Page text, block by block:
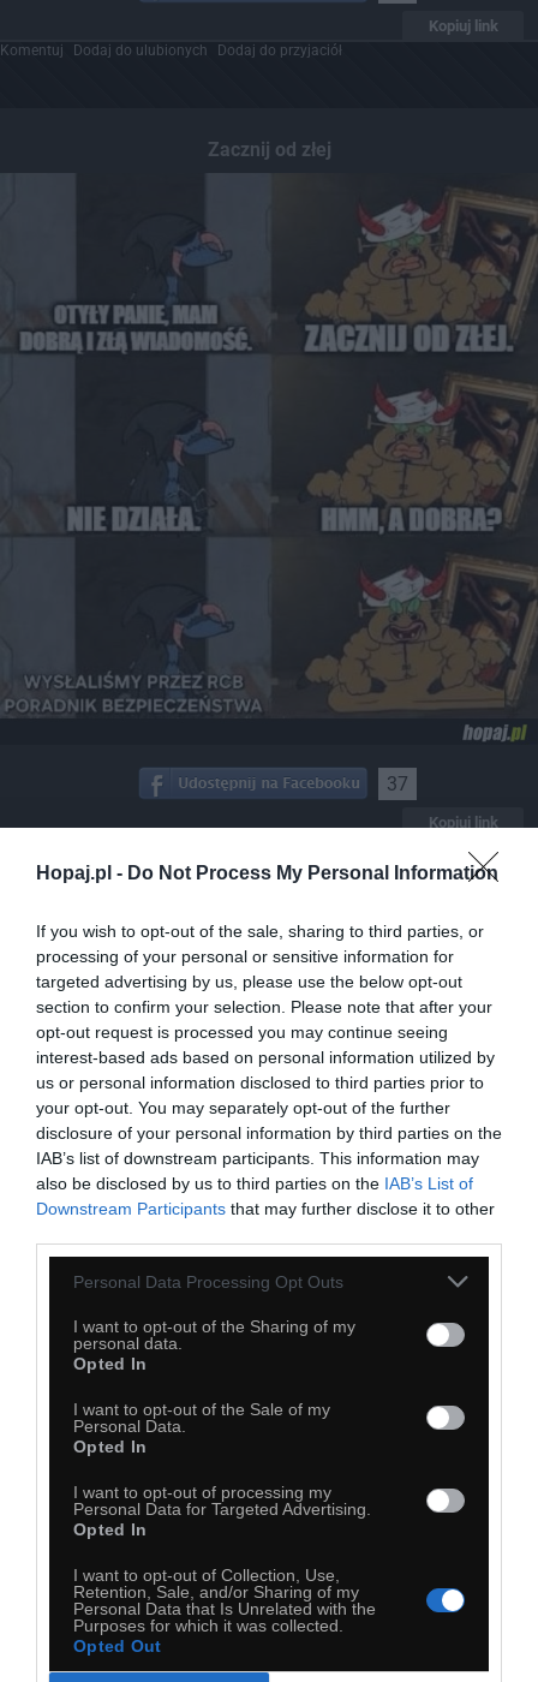
Hopaj.pl - Do Not Process My Personal Information
If you wish to opt-out of the sale, sharing to third parties, or
processing of your personal or sensitive information for
targeted advertising by us, please use the below opt-out
section to confirm your selection. Please note that after your
opt-out request is processed you may continue seeing
interest-based ads based on personal information utilized by
us or personal information disclosed to third parties prior to
your opt-out. You may separately opt-out of the further
disclosure of your personal information by third parties on the
IAB’s list of downstream participants. This information may
also be disclosed by us to third parties on the IAB’s List of
Downstream Participants that may further disclose it to other
Personal Data Processing Opt Outs
I want to opt-out of the Sharing of my
personal data.
Opted In
I want to opt-out of the Sale of my
Personal Data.
Opted In
I want to opt-out of processing my
Personal Data for Targeted Advertising.
Opted In
I want to opt-out of Collection, Use,
Retention, Sale, and/or Sharing of my
Personal Data that Is Unrelated with the
Purposes for which it was collected.
Opted Out
Kopiuj link
Komentuj Dodaj do ulubionych Dodaj do przyjaciół
Zacznij od złej
37
Kopiuj link
Prosta sztuka